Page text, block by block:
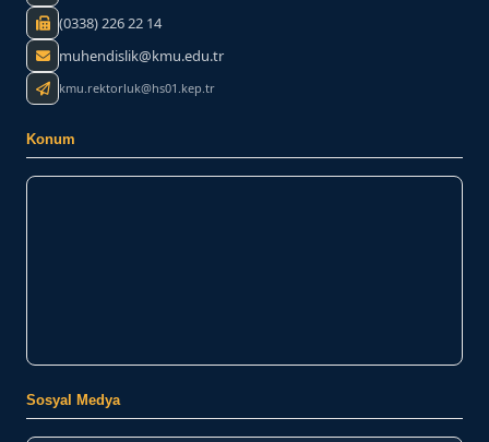
(0338) 226 22 14
muhendislik@kmu.edu.tr
kmu.rektorluk@hs01.kep.tr
Konum
Sosyal Medya